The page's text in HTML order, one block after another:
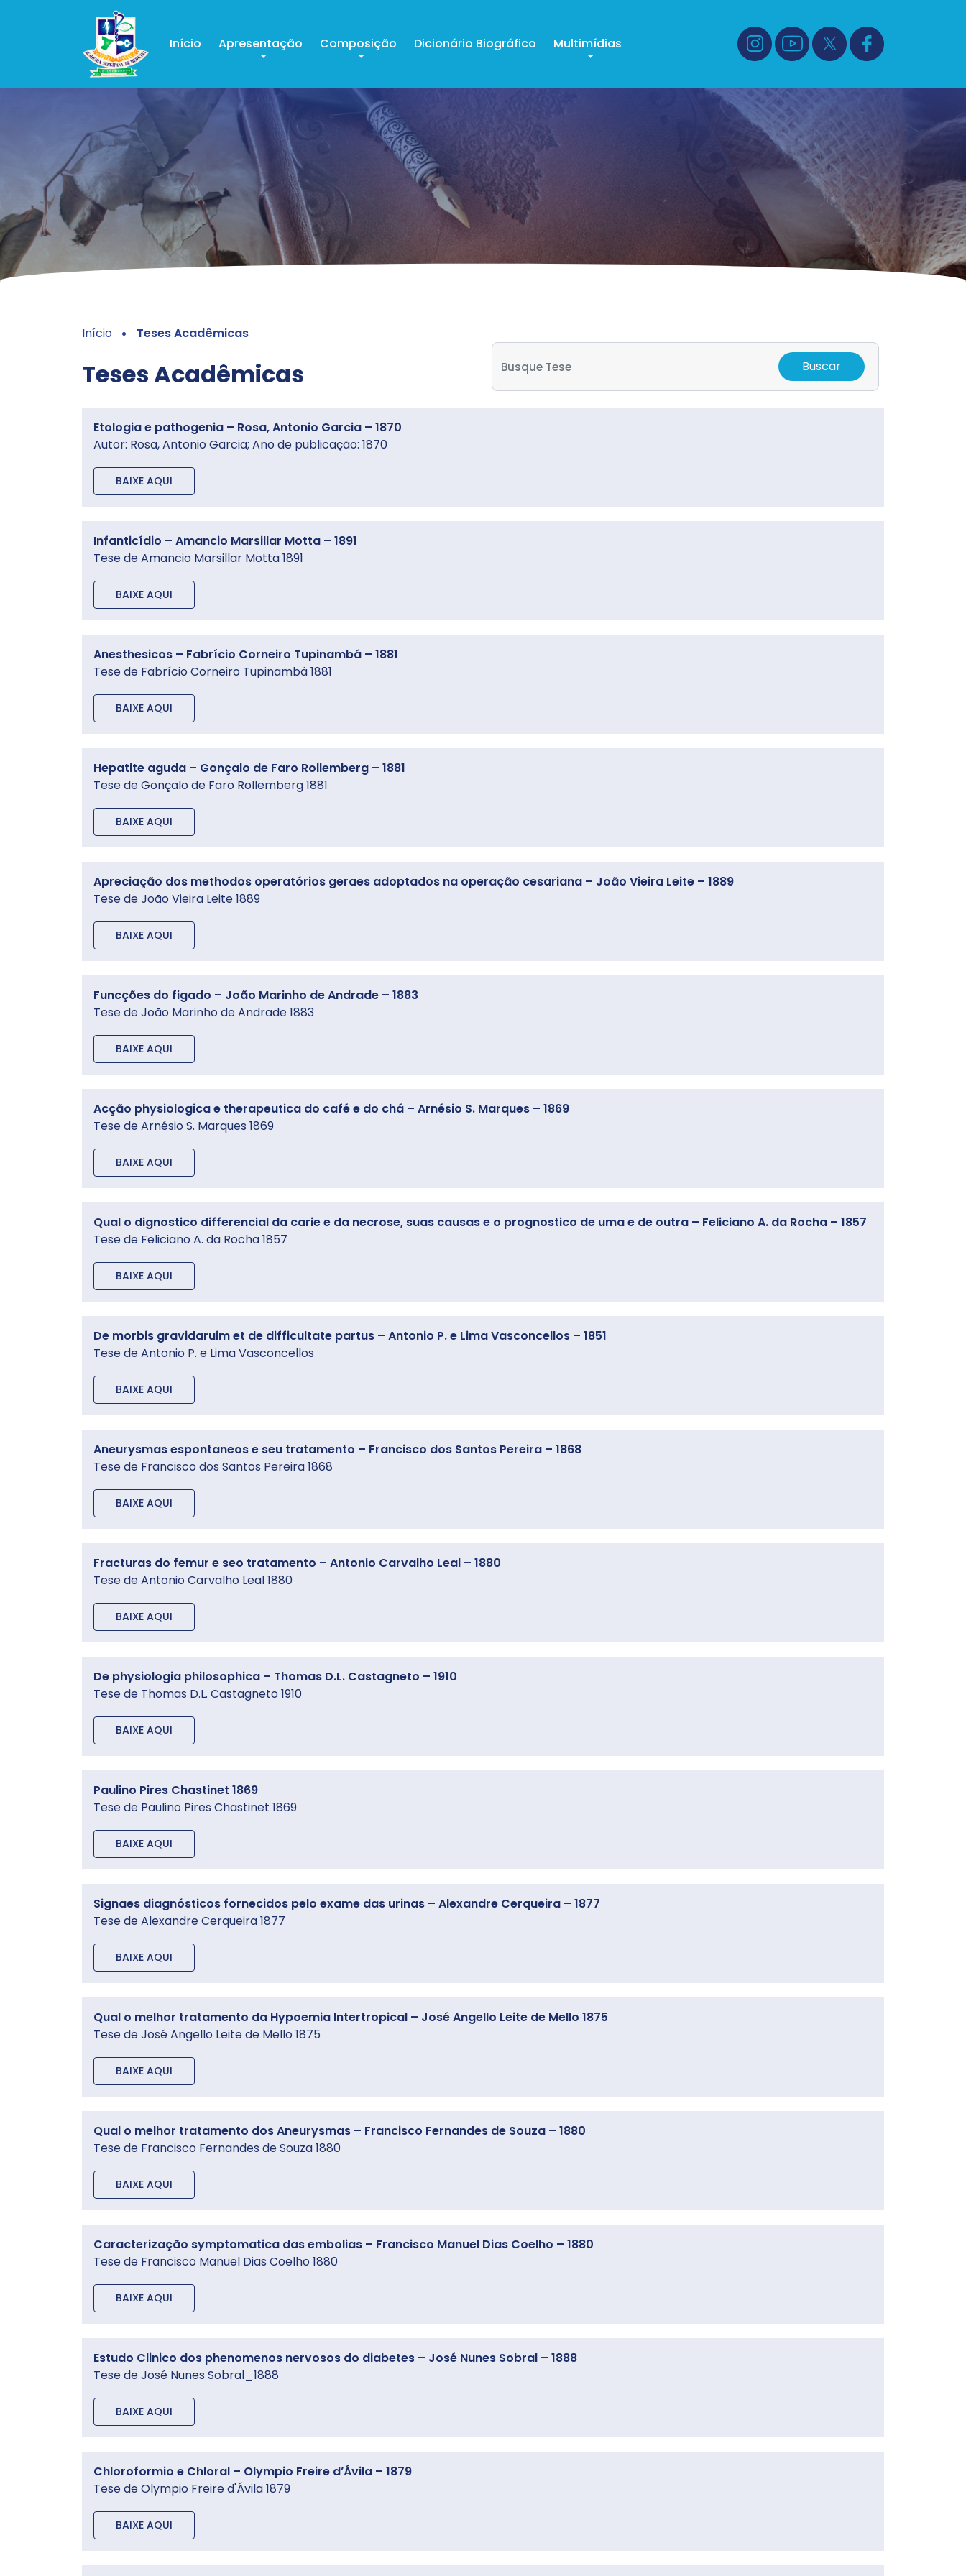
Início Apresentação Composição Dicionário Biográfico Multimídias
Início Teses Acadêmicas
Teses Acadêmicas Buscar
Etologia e pathogenia – Rosa, Antonio Garcia – 1870
Autor: Rosa, Antonio Garcia; Ano de publicação: 1870
BAIXE AQUI
Infanticídio – Amancio Marsillar Motta – 1891
Tese de Amancio Marsillar Motta 1891
BAIXE AQUI
Anesthesicos – Fabrício Corneiro Tupinambá – 1881
Tese de Fabrício Corneiro Tupinambá 1881
BAIXE AQUI
Hepatite aguda – Gonçalo de Faro Rollemberg – 1881
Tese de Gonçalo de Faro Rollemberg 1881
BAIXE AQUI
Apreciação dos methodos operatórios geraes adoptados na operação cesariana – João Vieira Leite – 1889
Tese de João Vieira Leite 1889
BAIXE AQUI
Funcções do figado – João Marinho de Andrade – 1883
Tese de João Marinho de Andrade 1883
BAIXE AQUI
Acção physiologica e therapeutica do café e do chá – Arnésio S. Marques – 1869
Tese de Arnésio S. Marques 1869
BAIXE AQUI
Qual o dignostico differencial da carie e da necrose, suas causas e o prognostico de uma e de outra – Feliciano A. da Rocha – 1857
Tese de Feliciano A. da Rocha 1857
BAIXE AQUI
De morbis gravidaruim et de difficultate partus – Antonio P. e Lima Vasconcellos – 1851
Tese de Antonio P. e Lima Vasconcellos
BAIXE AQUI
Aneurysmas espontaneos e seu tratamento – Francisco dos Santos Pereira – 1868
Tese de Francisco dos Santos Pereira 1868
BAIXE AQUI
Fracturas do femur e seo tratamento – Antonio Carvalho Leal – 1880
Tese de Antonio Carvalho Leal 1880
BAIXE AQUI
De physiologia philosophica – Thomas D.L. Castagneto – 1910
Tese de Thomas D.L. Castagneto 1910
BAIXE AQUI
Paulino Pires Chastinet 1869
Tese de Paulino Pires Chastinet 1869
BAIXE AQUI
Signaes diagnósticos fornecidos pelo exame das urinas – Alexandre Cerqueira – 1877
Tese de Alexandre Cerqueira 1877
BAIXE AQUI
Qual o melhor tratamento da Hypoemia Intertropical – José Angello Leite de Mello 1875
Tese de José Angello Leite de Mello 1875
BAIXE AQUI
Qual o melhor tratamento dos Aneurysmas – Francisco Fernandes de Souza – 1880
Tese de Francisco Fernandes de Souza 1880
BAIXE AQUI
Caracterização symptomatica das embolias – Francisco Manuel Dias Coelho – 1880
Tese de Francisco Manuel Dias Coelho 1880
BAIXE AQUI
Estudo Clinico dos phenomenos nervosos do diabetes – José Nunes Sobral – 1888
Tese de José Nunes Sobral_1888
BAIXE AQUI
Chloroformio e Chloral – Olympio Freire d’Ávila – 1879
Tese de Olympio Freire d'Ávila 1879
BAIXE AQUI